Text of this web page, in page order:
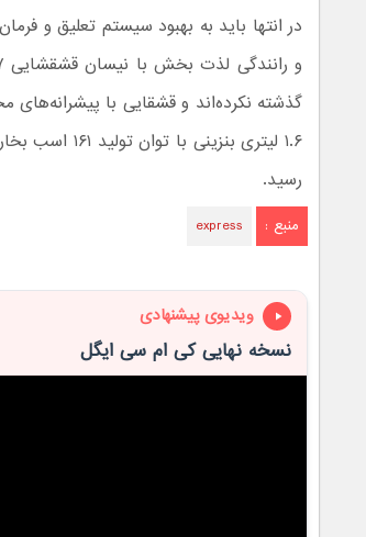
در انتها باید به بهبود سیستم تعلیق و
رسید.
منبع : express
ویدیوی پیشنهادی
نسخه نهایی کی ام سی ایگل